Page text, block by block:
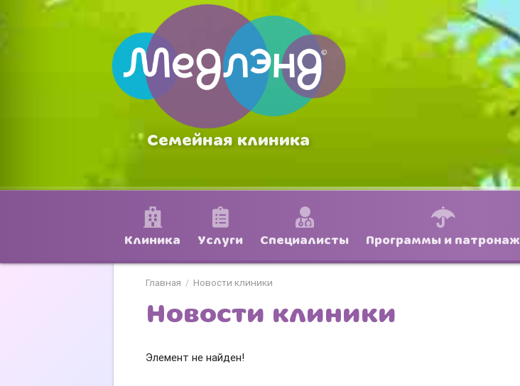
Семейная клиника
Клиника Услуги Специалисты Программы и патронаж
Главная / Новости клиники
Новости клиники
Элемент не найден!